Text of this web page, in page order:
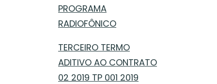
PROGRAMA
RADIOFÔNICO
TERCEIRO TERMO
ADITIVO AO CONTRATO
02 2019 TP 001 2019